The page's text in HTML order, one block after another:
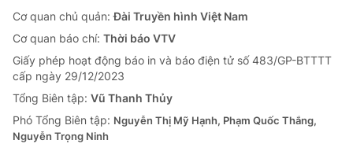
Cơ quan chủ quản:Đài Truyền hình Việt Nam
Cơ quan báo chí: Thời báo VTV
Giấy phép hoạt động báo in và báo điện tử số 483/GP-BTTTT
cấp ngày 29/12/2023
Tổng Biên tập: Vũ Thanh Thủy
Phó Tổng Biên tập: Nguyễn Thị Mỹ Hạnh, Phạm Quốc Thắng,
Nguyễn Trọng Ninh